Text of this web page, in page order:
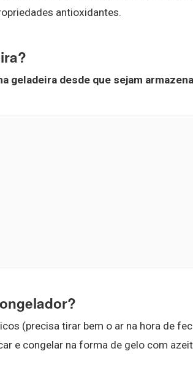
antioxidantes.
geladeira desde que sejam
(precisa tirar bem o ar na hora de
e congelar na forma de gelo com